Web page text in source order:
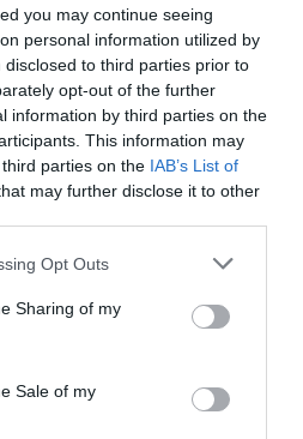
you may continue seeing
personal information utilized by
to third parties prior to
opt-out of the further
information by third parties on the
This information may
parties on the IAB’s List of
may further disclose it to other
Opt Outs
Sharing of my
Sale of my
:
le contexte géopolitique
:
City : Air France ouvre un pont